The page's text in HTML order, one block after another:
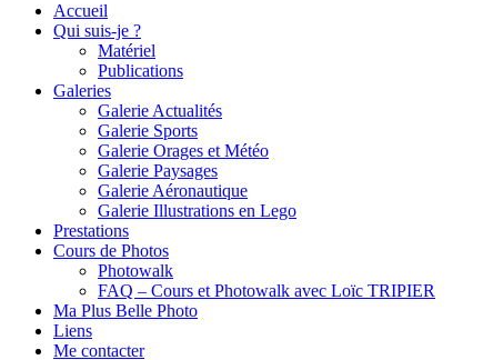
Accueil
Qui suis-je ?
Matériel
Publications
Galeries
Galerie Actualités
Galerie Sports
Galerie Orages et Météo
Galerie Paysages
Galerie Aéronautique
Galerie Illustrations en Lego
Prestations
Cours de Photos
Photowalk
FAQ – Cours et Photowalk avec Loïc TRIPIER
Ma Plus Belle Photo
Liens
Me contacter